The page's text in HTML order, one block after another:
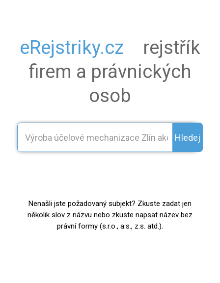
eRejstriky.cz
rejstřík
firem a právnických
osob
Hledej
Nenašli jste požadovaný subjekt? Zkuste zadat jen
několik slov z názvu nebo zkuste napsat název bez
právní formy (s.r.o., a.s., z.s. atd.).